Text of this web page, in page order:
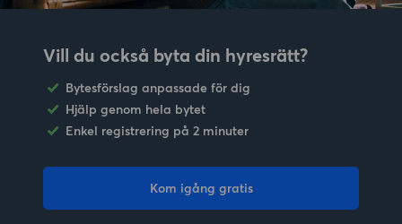
Vill du också byta din hyresrätt?
Bytesförslag anpassade för dig
Hjälp genom hela bytet
Enkel registrering på 2 minuter
Kom igång gratis